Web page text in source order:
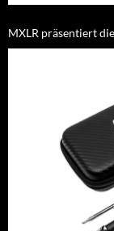
MXLR präsentiert